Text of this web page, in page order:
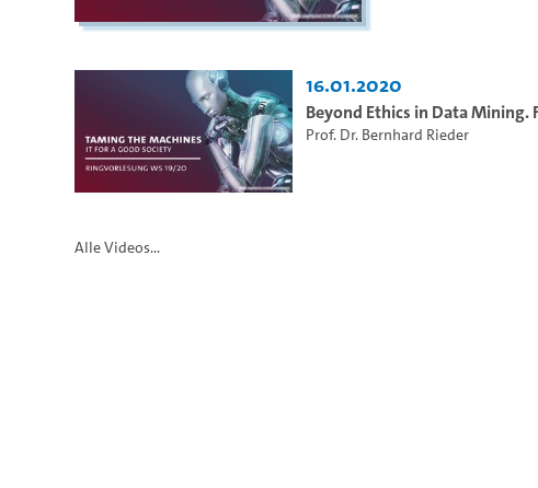
16.01.2020
Beyond Ethics in Data Mining.
Prof. Dr. Bernhard Rieder
Alle Videos...